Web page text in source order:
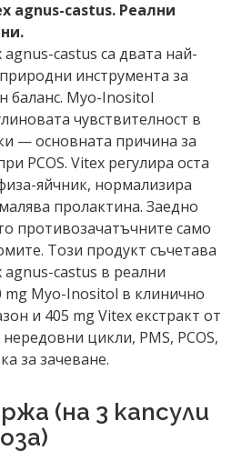
agnus-castus. Реални
castus са двата най-
инструмента за
баланс. Myo-Inositol
чувствителност в
— основната причина за
PCOS. Vitex регулира оста
яйчник, нормализира
пролактина. Заедно
противозачатъчните само
Този продукт съчетава
castus в реални
mg Myo-Inositol в клинично
и 405 mg Vitex екстракт от
цикли, PMS, PCOS,
за зачеване.
(на 3 капсули